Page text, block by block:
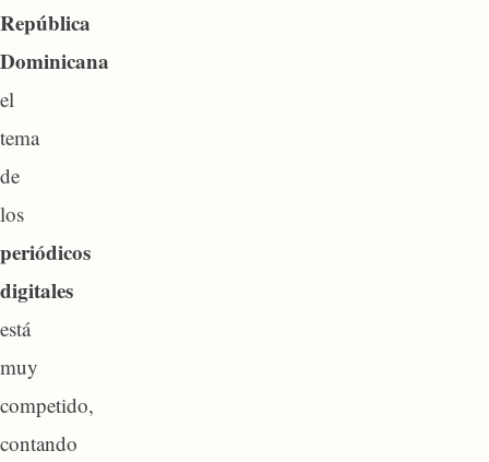
República
Dominicana
el
tema
de
los
periódicos
digitales
está
muy
competido,
contando